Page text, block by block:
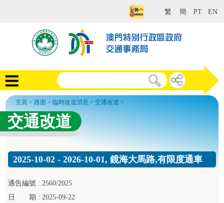
繁 簡 PT EN
主頁 >路面 > 臨時改道消息 >交通改道 >
交通改道
2025-10-02 - 2026-10-01, 鏡海大馬路,有限度通車
通告編號 :2560/2025
日
期 :2025-09-22